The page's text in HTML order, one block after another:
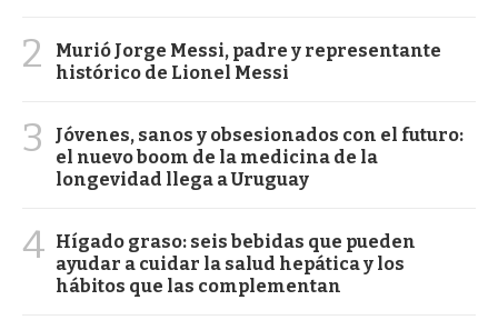
2
Murió Jorge Messi, padre y representante
histórico de Lionel Messi
3
Jóvenes, sanos y obsesionados con el futuro:
el nuevo boom de la medicina de la
longevidad llega a Uruguay
4 Hígado graso: seis bebidas que pueden
ayudar a cuidar la salud hepática y los
hábitos que las complementan